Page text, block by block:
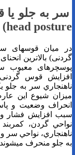
سر به جلو
head posture
)
در میان قوس­های
گردنی) بالاترین
پوسچرهای معیوب
افزایش قوس
ناهنجاري سر به
انحراف وضعیت و
سبب افزايش فشار
نواحي گردن،
ناهنجاري، نواحي
به جلو منحرف